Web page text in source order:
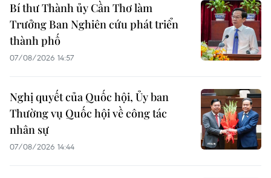
Bí thư Thành ủy Cần Thơ làm
Trưởng Ban Nghiên cứu phát triển
thành phố
07/08/2026 14:57
Nghị quyết của Quốc hội, Ủy ban
Thường vụ Quốc hội về công tác
nhân sự
07/08/2026 14:44